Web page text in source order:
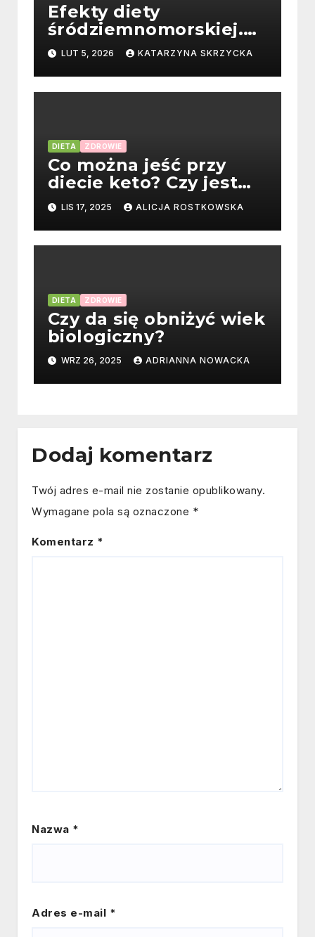
Efekty diety
śródziemnomorskiej.
Czy jest dla każdego?
LUT 5, 2026 KATARZYNA SKRZYCKA
DIETA ZDROWIE
Co można jeść przy
diecie keto? Czy jest
skuteczna?
LIS 17, 2025 ALICJA ROSTKOWSKA
DIETA ZDROWIE
Czy da się obniżyć wiek
biologiczny?
WRZ 26, 2025 ADRIANNA NOWACKA
Dodaj komentarz
Twój adres e-mail nie zostanie opublikowany.
Wymagane pola są oznaczone *
Komentarz *
Nazwa *
Adres e-mail *